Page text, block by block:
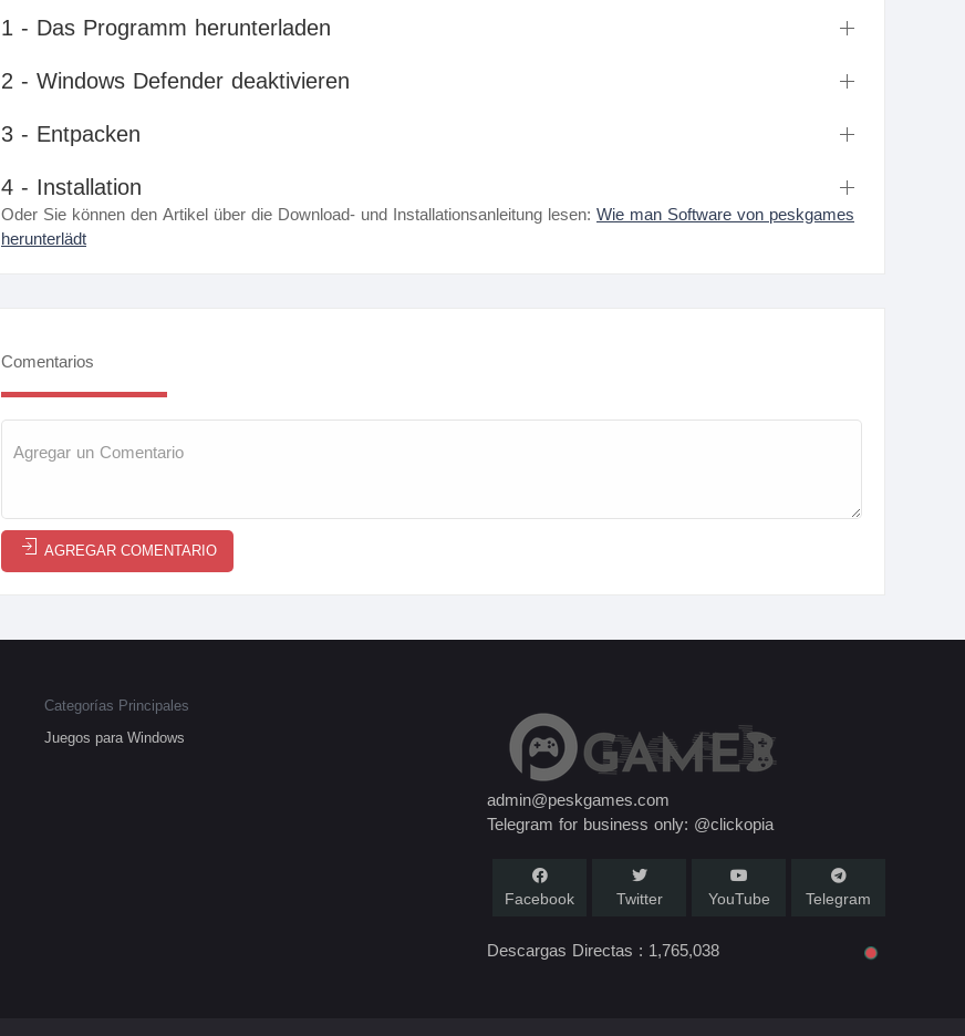
1 - Das Programm herunterladen
2 - Windows Defender deaktivieren
3 - Entpacken
4 - Installation
Oder Sie können den Artikel über die Download- und Installationsanleitung lesen: Wie man Software von peskgames
herunterlädt
Comentarios
AGREGAR COMENTARIO
Categorías Principales
Juegos para Windows
admin@peskgames.com
Telegram for business only: @clickopia
Facebook Twitter YouTube Telegram
Descargas Directas : 1,765,038